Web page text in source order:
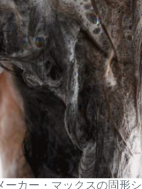
ーカー・マックスの固形シ